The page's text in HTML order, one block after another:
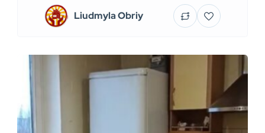
Liudmyla Obriy